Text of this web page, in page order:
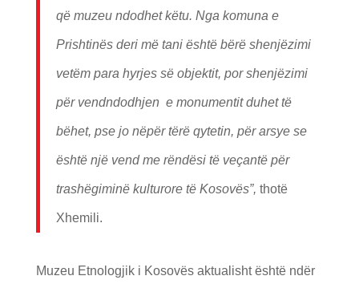
që muzeu ndodhet këtu. Nga komuna e
Prishtinës deri më tani është bërë shenjëzimi
vetëm para hyrjes së objektit, por shenjëzimi
për vendndodhjen e monumentit duhet të
bëhet, pse jo nëpër tërë qytetin, për arsye se
është një vend me rëndësi të veçantë për
trashëgiminë kulturore të Kosovës”, thotë
Xhemili.
Muzeu Etnologjik i Kosovës aktualisht është ndër